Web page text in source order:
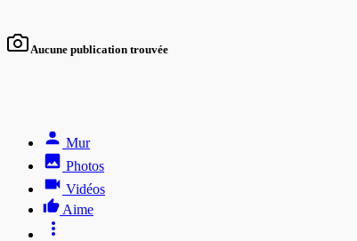
Aucune publication trouvée
Mur
Photos
Vidéos
Aime